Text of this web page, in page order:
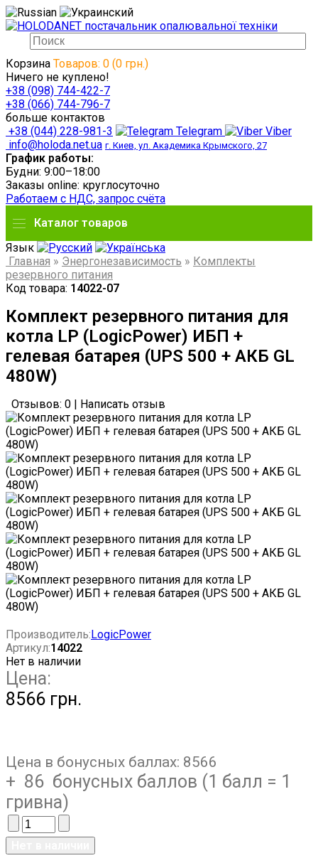
Корзина Товаров: 0 (0 грн.)
Ничего не куплено!
+38 (098) 744-422-7
+38 (066) 744-796-7
больше контактов
+38 (044) 228-981-3
Telegram
Viber
info@holoda.net.ua г. Киев, ул. Академика Крымского, 27
График работы:
Будни: 9:00–18:00
Заказы online: круглосуточно
Работаем с НДС, запрос счёта
Каталог товаров
Язык
Главная » Энергонезависимость » Комплекты
резервного питания
Код товара: 14022-07
Комплект резервного питания для
котла LP (LogicPower) ИБП +
гелевая батарея (UPS 500 + АКБ GL
480W)
Отзывов: 0 Написать отзыв
Производитель: LogicPower
Артикул:14022
Нет в наличии
Цена:
8566 грн.
Цена в бонусных баллах: 8566
+ 86 бонусных баллов (1 балл = 1
гривна)